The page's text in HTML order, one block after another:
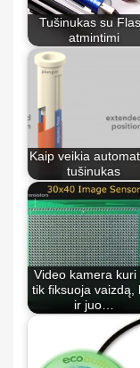
Tušinukas su
atmintimi
Kaip veikia
tušinukas
Video kamera kuri
tik fiksuoja vaizdą,
ir juo…